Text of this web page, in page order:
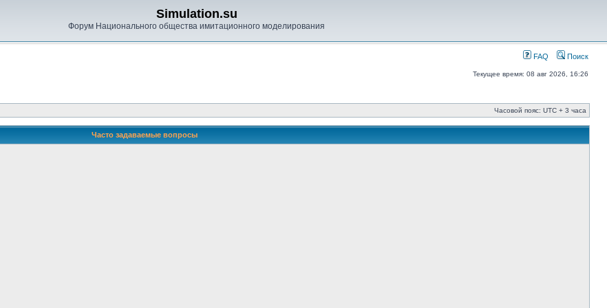
Simulation.su
Форум Национального общества имитационного моделирования
FAQ Поиск
Текущее время: 08 авг 2026, 16:26
Часовой пояс: UTC + 3 часа
Часто задаваемые вопросы